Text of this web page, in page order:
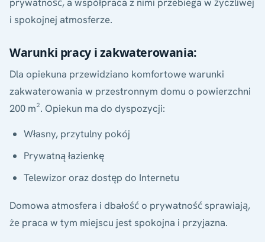
i spokojnej atmosferze.
Warunki pracy i zakwaterowania:
Dla opiekuna przewidziano komfortowe warunki
zakwaterowania w przestronnym domu o powierzchni
200 m². Opiekun ma do dyspozycji:
Własny, przytulny pokój
Prywatną łazienkę
Telewizor oraz dostęp do Internetu
Domowa atmosfera i dbałość o prywatność sprawiają,
że praca w tym miejscu jest spokojna i przyjazna.